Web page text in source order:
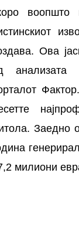
Ова
анализата
Заедно
милиони